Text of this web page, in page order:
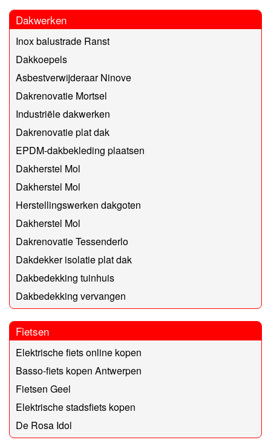
Dakwerken
Inox balustrade Ranst
Dakkoepels
Asbestverwijderaar Ninove
Dakrenovatie Mortsel
Industriële dakwerken
Dakrenovatie plat dak
EPDM-dakbekleding plaatsen
Dakherstel Mol
Dakherstel Mol
Herstellingswerken dakgoten
Dakherstel Mol
Dakrenovatie Tessenderlo
Dakdekker isolatie plat dak
Dakbedekking tuinhuis
Dakbedekking vervangen
Fietsen
Elektrische fiets online kopen
Basso-fiets kopen Antwerpen
Fietsen Geel
Elektrische stadsfiets kopen
De Rosa Idol